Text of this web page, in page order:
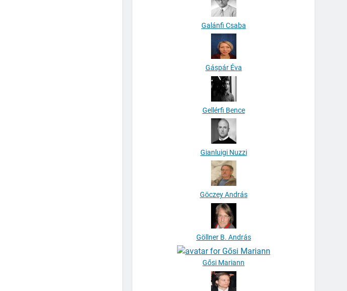
Galánfi Csaba
Gáspár Éva
Gellérfi Bence
Gianluigi Nuzzi
Göczey András
Göllner B. András
Gősi Mariann